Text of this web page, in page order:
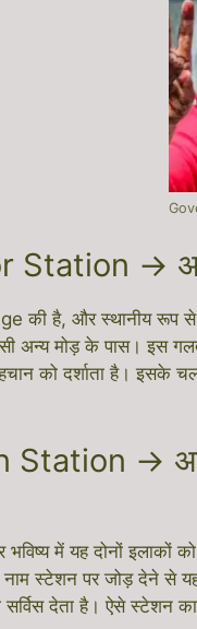
Station →
की है, और स्थानीय रूप
अन्य मोड़ के पास।
को दर्शाता है।
Station →
में यह दोनों
स्टेशन पर जोड़ देने से यह
देता है। ऐसे स्टेशन